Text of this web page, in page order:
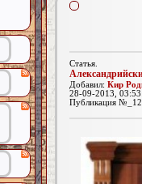
Статья.
Добавил: Кир
28-09-2013,
Публикация